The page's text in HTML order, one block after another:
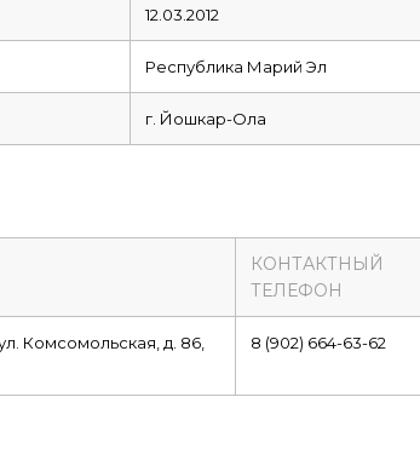
12.03.2012
Республика Марий Эл
г. Йошкар-Ола
КОНТАКТНЫЙ
ТЕЛЕФОН
Комсомольская, д. 86,
8 (902) 664-63-62